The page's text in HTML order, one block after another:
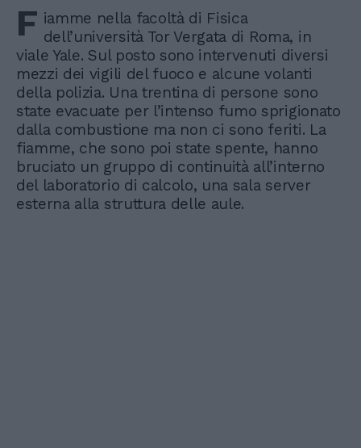
F iamme nella facoltà di Fisica
dell’università Tor Vergata di Roma, in
viale Yale. Sul posto sono intervenuti diversi
mezzi dei vigili del fuoco e alcune volanti
della polizia. Una trentina di persone sono
state evacuate per l’intenso fumo sprigionato
dalla combustione ma non ci sono feriti. La
fiamme, che sono poi state spente, hanno
bruciato un gruppo di continuità all’interno
del laboratorio di calcolo, una sala server
esterna alla struttura delle aule.